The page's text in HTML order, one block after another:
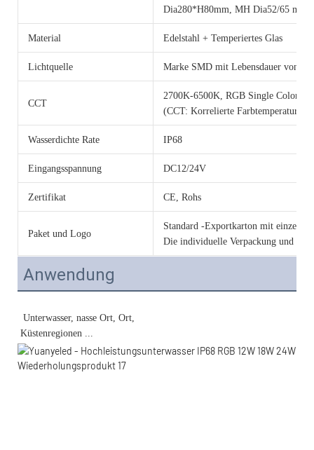
Dia280*H80mm, MH Dia52/65 mm,
Material Edelstahl + Temperiertes Glas
Lichtquelle Marke SMD mit Lebensdauer von
CCT
2700K-6500K, RGB Single Color
(CCT: Korrelierte Farbtemperatur)
Wasserdichte Rate IP68
Eingangsspannung DC12/24V
Zertifikat CE, Rohs
Paket und Logo
Standard -Exportkarton mit
Die individuelle Verpackung und das
Anwendung